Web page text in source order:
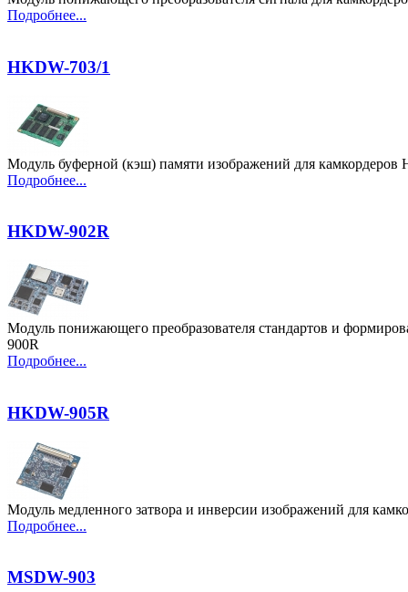
Подробнее...
HKDW-703/1
Модуль буферной (кэш) памяти изображений для камкордеров
Подробнее...
HKDW-902R
Модуль понижающего преобразователя стандартов и
900R
Подробнее...
HKDW-905R
Модуль медленного затвора и инверсии изображений для
Подробнее...
MSDW-903